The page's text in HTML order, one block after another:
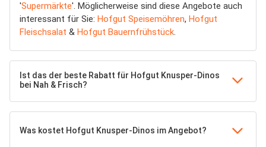
'Supermärkte'. Möglicherweise sind diese Angebote auch
interessant für Sie: Hofgut Speisemöhren, Hofgut
Fleischsalat & Hofgut Bauernfrühstück.
Ist das der beste Rabatt für Hofgut Knusper-Dinos
bei Nah & Frisch?
Was kostet Hofgut Knusper-Dinos im Angebot?